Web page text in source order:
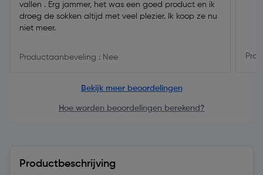
vallen . Erg jammer, het was een goed product en ik
droeg de sokken altijd met veel plezier. Ik koop ze nu
niet meer.
Productaanbeveling : Nee
Bekijk meer beoordelingen
Hoe worden beoordelingen berekend?
Productbeschrijving